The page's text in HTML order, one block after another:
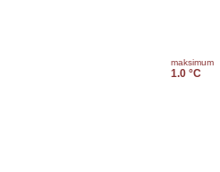
maksimum
1.0 °C